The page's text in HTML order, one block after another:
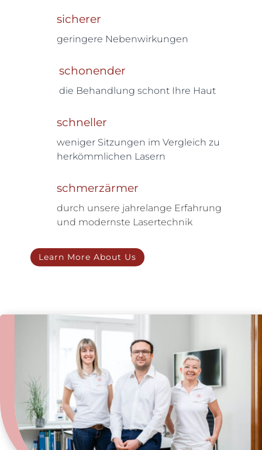
sicherer
geringere Nebenwirkungen
schonender
die Behandlung schont Ihre Haut
schneller
weniger Sitzungen im Vergleich zu
herkömmlichen Lasern
schmerzärmer
durch unsere jahrelange Erfahrung
und modernste Lasertechnik
Learn More About Us